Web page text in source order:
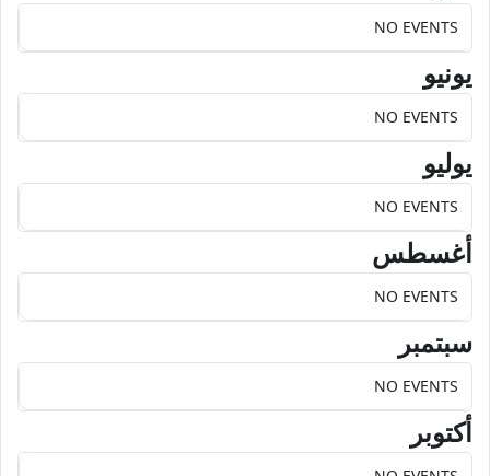
NO EVENTS
يونيو
NO EVENTS
يوليو
NO EVENTS
أغسطس
NO EVENTS
سبتمبر
NO EVENTS
أكتوبر